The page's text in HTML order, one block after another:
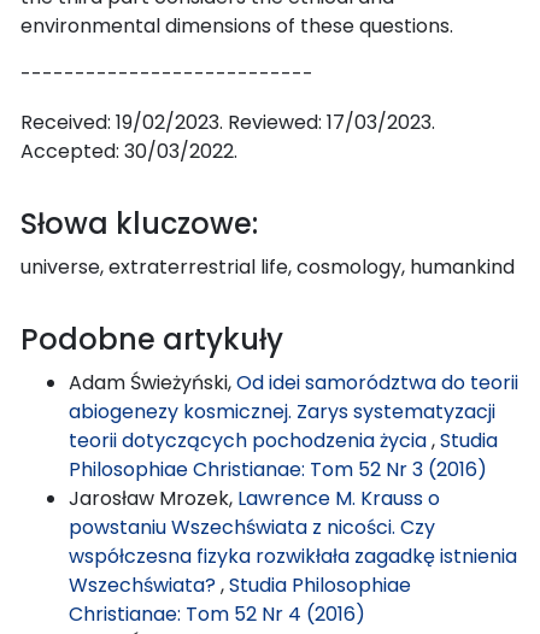
environmental dimensions of these questions.
---------------------------
Received: 19/02/2023. Reviewed: 17/03/2023.
Accepted: 30/03/2022.
Słowa kluczowe:
universe, extraterrestrial life, cosmology, humankind
Podobne artykuły
Adam Świeżyński,Od idei samorództwa do teorii
abiogenezy kosmicznej. Zarys systematyzacji
teorii dotyczących pochodzenia życia,Studia
Philosophiae Christianae: Tom 52 Nr 3 (2016)
Jarosław Mrozek, Lawrence M. Krauss o
powstaniu Wszechświata z nicości. Czy
współczesna fizyka rozwikłała zagadkę istnienia
Wszechświata?,Studia Philosophiae
Christianae: Tom 52 Nr 4 (2016)